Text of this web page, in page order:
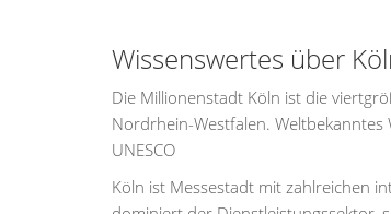
Wissenswertes über
Die Millionenstadt Köln ist die
Nordrhein-Westfalen.
UNESCO
Köln ist Messestadt mit zahlreichen